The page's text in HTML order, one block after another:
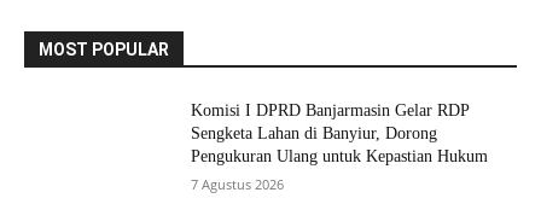
MOST POPULAR
Komisi I DPRD Banjarmasin Gelar RDP
Sengketa Lahan di Banyiur, Dorong
Pengukuran Ulang untuk Kepastian Hukum
7 Agustus 2026